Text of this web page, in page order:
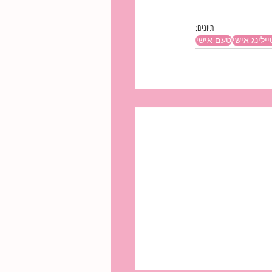
תיוגים:
אישיטעם אישי